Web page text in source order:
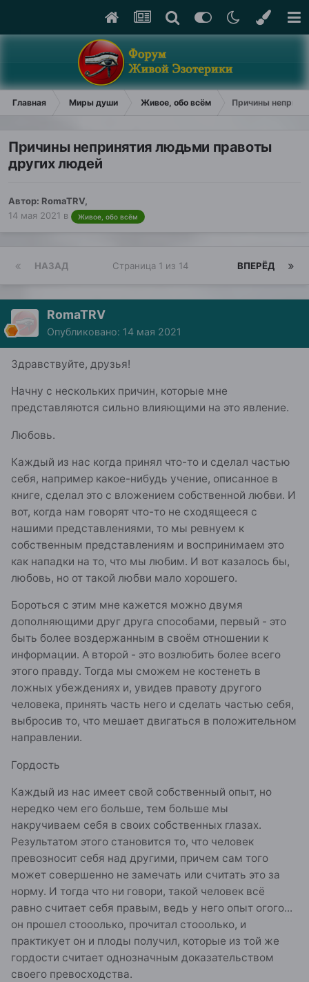
Главная Миры души Живое, обо всём Причины
Причины непринятия людьми правоты
других людей
Автор: RomaTRV,
14 мая 2021 в Живое, обо всём
НАЗАД ВПЕРЁД
Страница 1 из 14
RomaTRV
Опубликовано: 14 мая 2021
Здравствуйте, друзья!
Начну с нескольких причин, которые мне
представляются сильно влияющими на это явление.
Любовь.
Каждый из нас когда принял что-то и сделал частью
себя, например какое-нибудь учение, описанное в
книге, сделал это с вложением собственной любви. И
вот, когда нам говорят что-то не сходящееся с
нашими представлениями, то мы ревнуем к
собственным представлениям и воспринимаем это
как нападки на то, что мы любим. И вот казалось бы,
любовь, но от такой любви мало хорошего.
Бороться с этим мне кажется можно двумя
дополняющими друг друга способами, первый - это
быть более воздержанным в своём отношении к
информации. А второй - это возлюбить более всего
этого правду. Тогда мы сможем не костенеть в
ложных убеждениях и, увидев правоту другого
человека, принять часть него и сделать частью себя,
выбросив то, что мешает двигаться в положительном
направлении.
Гордость
Каждый из нас имеет свой собственный опыт, но
нередко чем его больше, тем больше мы
накручиваем себя в своих собственных глазах.
Результатом этого становится то, что человек
превозносит себя над другими, причем сам того
может совершенно не замечать или считать это за
норму. И тогда что ни говори, такой человек всё
равно считает себя правым, ведь у него опыт огого...
он прошел стооолько, прочитал стооолько, и
практикует он и плоды получил, которые из той же
гордости считает однозначным доказательством
своего превосходства.